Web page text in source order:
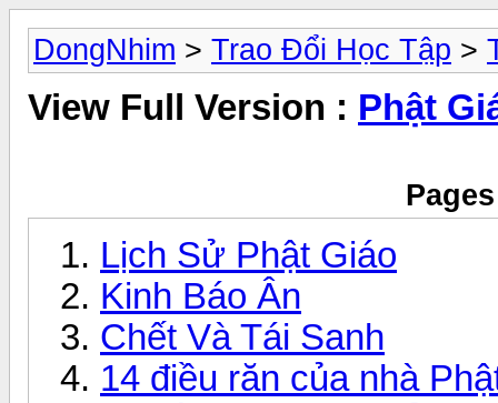
DongNhim > Trao Đổi Học Tập >
View Full Version : Phật
Lịch Sử Phật Giáo
Kinh Báo Ân
Chết Và Tái Sanh
14 điều răn của nhà